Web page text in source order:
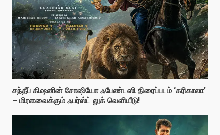
சந்தீப் கிஷனின் சோஷியோ ஃபேண்டஸி திரைப்படம் ‘கரிகாலா’
– மிரளவைக்கும் ஃபர்ஸ்ட் லுக் வெளியீடு!